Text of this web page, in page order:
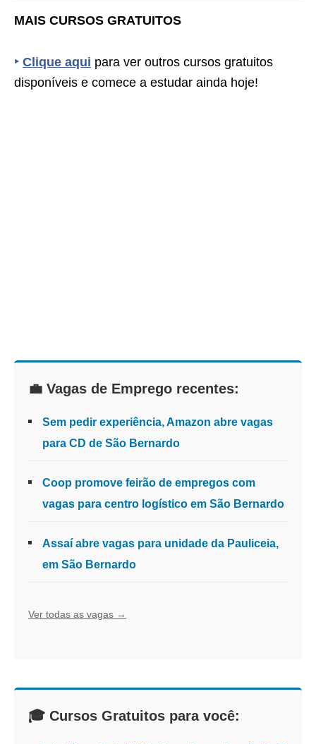
MAIS CURSOS GRATUITOS
‣ Clique aqui para ver outros cursos gratuitos
disponíveis e comece a estudar ainda hoje!
💼 Vagas de Emprego recentes:
Sem pedir experiência, Amazon abre vagas
para CD de São Bernardo
Coop promove feirão de empregos com
vagas para centro logístico em São Bernardo
Assaí abre vagas para unidade da Pauliceia,
em São Bernardo
Ver todas as vagas →
🎓 Cursos Gratuitos para você: